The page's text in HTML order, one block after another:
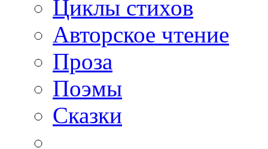
Циклы стихов
Авторское чтение
Проза
Поэмы
Сказки